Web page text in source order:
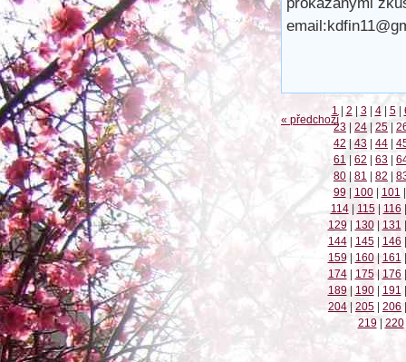
« předchozí
1 | 2 | 3 | 4 | 5 |
23 | 24 | 25 |
42 | 43 | 44 |
61 | 62 | 63 |
80 | 81 | 82 |
99 | 100 | 101 |
114 | 115 | 116 |
129 | 130 | 131 |
144 | 145 | 146 |
159 | 160 | 161 |
174 | 175 | 176 |
189 | 190 | 191 |
204 | 205 | 206 |
219 | 220